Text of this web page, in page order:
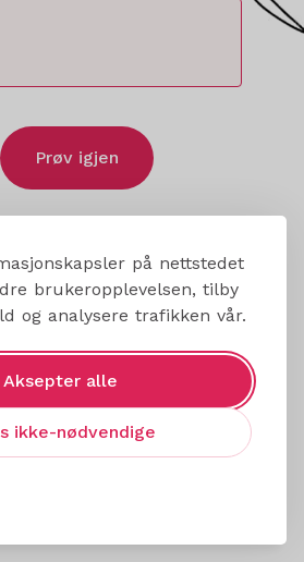
på nettstedet
brukeropplevelsen, tilby
og analysere trafikken vår.
Aksepter alle
ikke-nødvendige
Prøv igjen